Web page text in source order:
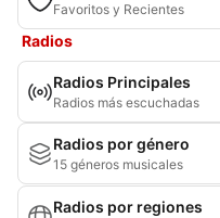
Favoritos y Recientes
Radios
Radios Principales
Radios más escuchadas
Radios por género
15 géneros musicales
Radios por regiones